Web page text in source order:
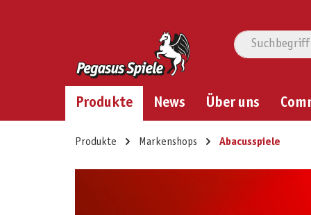
Produkte News Über uns
Produkte Markenshops Abacusspiele